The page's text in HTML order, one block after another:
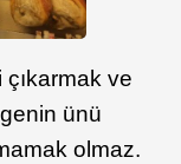
ve
ünü
olmaz.